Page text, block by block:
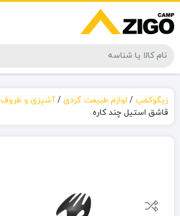
زیگوکمپ / لوازم طبیعت گردی /آشپزی و ظروف
قاشق استیل چند کاره